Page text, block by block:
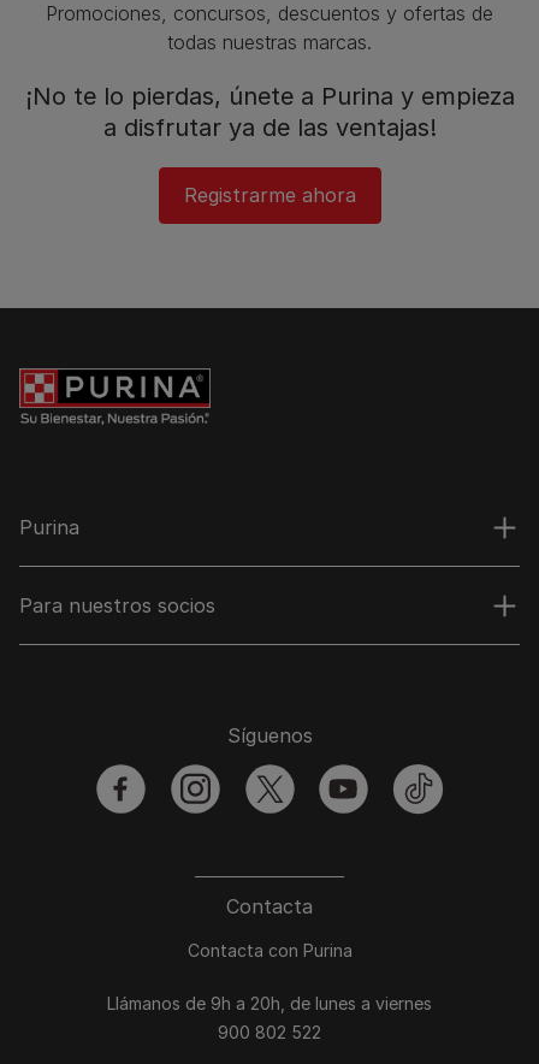
Promociones, concursos, descuentos y ofertas de
todas nuestras marcas.​
¡No te lo pierdas, únete a Purina y empieza
a disfrutar ya de las ventajas!​
Registrarme ahora
Purina
Para nuestros socios
Contacta
Contacta con Purina
Llámanos de 9h a 20h, de lunes a viernes
900 802 522
Síguenos
facebookinstagramtwitter youtubetiktok